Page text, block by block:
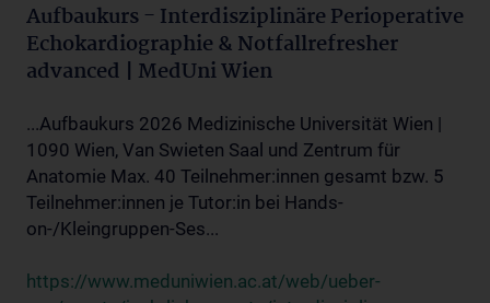
Aufbaukurs - Interdisziplinäre Perioperative
Echokardiographie & Notfallrefresher
advanced | MedUni Wien
...Aufbaukurs 2026 Medizinische Universität Wien |
1090 Wien, Van Swieten Saal und Zentrum für
Anatomie Max. 40 Teilnehmer:innen gesamt bzw. 5
Teilnehmer:innen je Tutor:in bei Hands-
on-/Kleingruppen-Ses...
https://www.meduniwien.ac.at/web/ueber-